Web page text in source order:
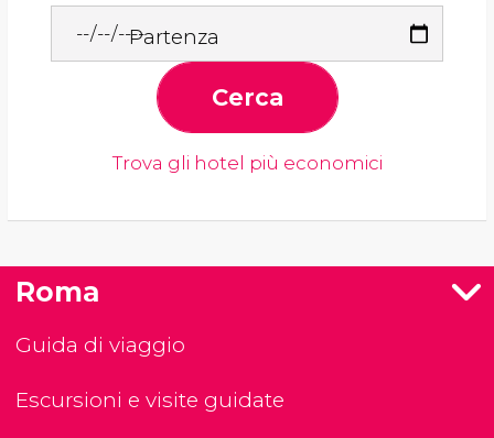
Partenza
Cerca
Trova gli hotel più economici
Roma
Guida di viaggio
Escursioni e visite guidate